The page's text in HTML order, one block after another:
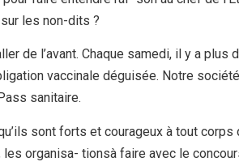
les non-dits ?
de l’avant. Chaque samedi, il y a plus
vaccinale déguisée. Notre
sanitaire.
sont forts et courageux à tout
organisa- tionsà faire avec le